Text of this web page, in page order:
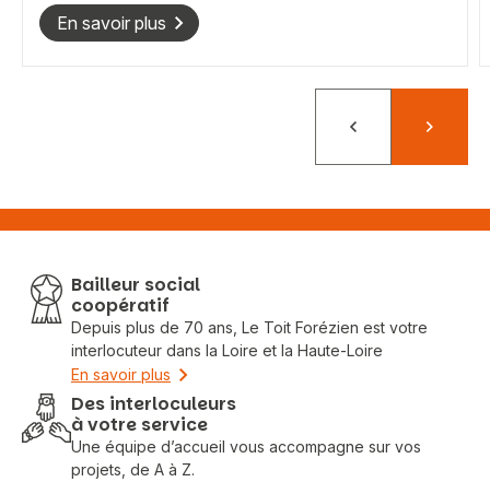
En savoir plus
PrécédentSuivant
Bailleur social
coopératif
Depuis plus de 70 ans, Le Toit Forézien est votre
interlocuteur dans la Loire et la Haute-Loire
En savoir plus
Des interloculeurs
à votre service
Une équipe d’accueil vous accompagne sur vos
projets, de A à Z.